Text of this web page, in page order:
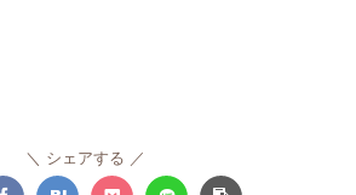
シェアする